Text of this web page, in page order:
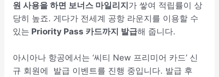
원 사용을 하면 보너스 마일리지 가 쌓여 적립률이 상
당히 높죠. 게다가 전세계 공항 라운지를 이용할 수
있는 Priority Pass 카드까지 발급해 줍니다.
아시아나 항공에서는 ‘씨티 New 프리미어 카드’ 신
규 회원에 발급 이벤트를 진행 중입니다. 발급 후